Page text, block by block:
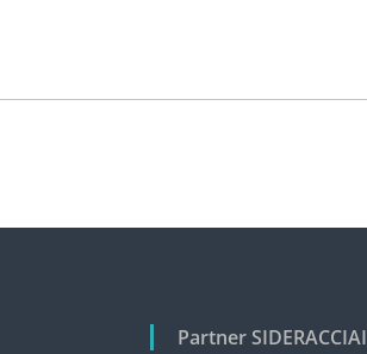
Partner SIDERACCIAI